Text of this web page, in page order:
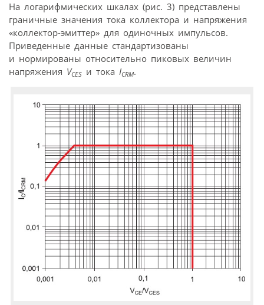
На логарифмических шкалах (рис. 3) представлены
граничные значения тока коллектора и напряжения
«коллектор-эмиттер» для одиночных импульсов.
Приведенные данные стандартизованы
и нормированы относительно пиковых величин
напряжения VCES и тока IСRM.